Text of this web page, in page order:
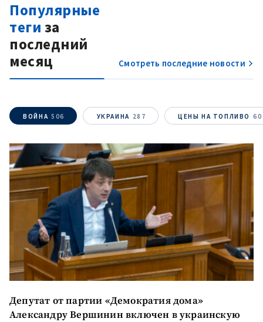
Популярные
теги за
последний
месяц
Смотреть последние новости
ВОЙНА 506 УКРАИНА 287 ЦЕНЫ НА ТОПЛИВО 60
Депутат от партии «Демократия дома»
Александру Вершинин включен в украинскую
МОЯ НОВОСТЬ
Заголовок новости
+ Добавить
заголовок
Фотография
+ Загрузить
изображение
Ссылка на медиа
+ Добавить ссылку на
медиа
Текст новости
+ Добавить текст
новости